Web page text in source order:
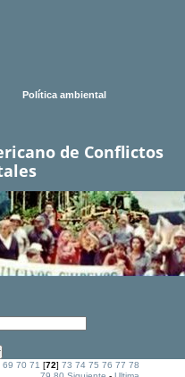
Política ambiental
de Conflictos
69 70 71 [72]73 74 75 76 77 78